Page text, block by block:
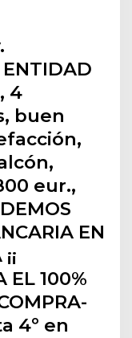
ENTIDAD
4
buen
eur.,
EN
EL 100%
4º en